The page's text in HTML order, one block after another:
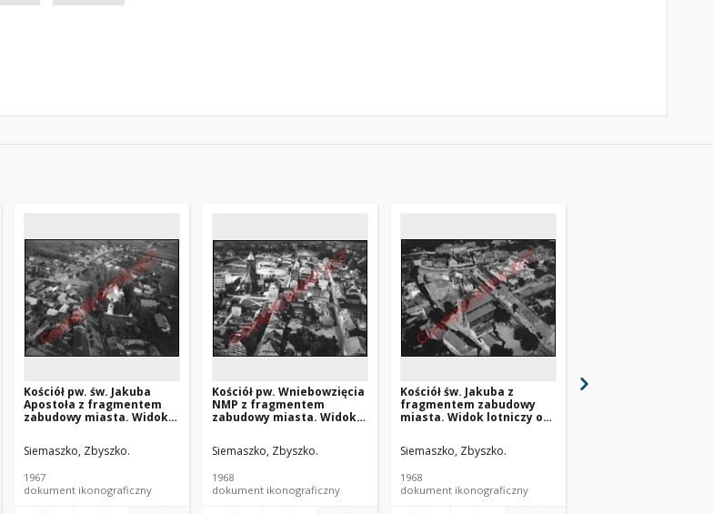
Kościół pw. św. Jakuba
Apostoła z fragmentem
zabudowy miasta. Widok
zachodniej. Skaryszew
Siemaszko, Zbyszko.
1967
dokument ikonograficzny
Kościół pw. Wniebowzięcia
NMP z fragmentem
zabudowy miasta. Widok
wschodniej. Sławno
Siemaszko, Zbyszko.
1968
dokument ikonograficzny
Kościół św. Jakuba z
fragmentem zabudowy
miasta. Widok lotniczy od
zachodniej. Sobótka
Siemaszko, Zbyszko.
1968
dokument ikonograficzny